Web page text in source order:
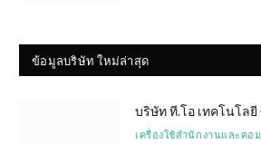
ข้อมูลบริษัท ใหม่ล่าสุด
บริษัท ที.โอ เทคโนโล
เครื่องใช้สำนักงานและคอ